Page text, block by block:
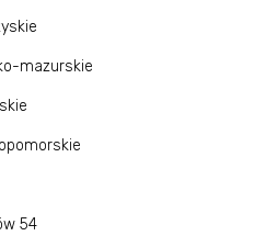
mazurskie
54